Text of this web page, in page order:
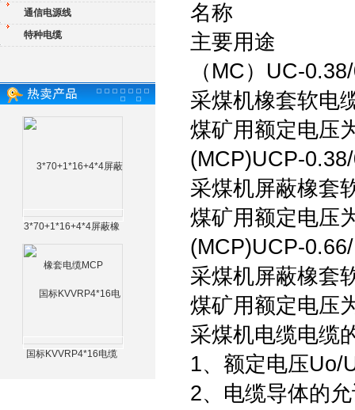
通信电源线
特种电缆
3*70+1*16+4*4屏蔽橡
国标KVVRP4*16电缆
名称
主要用途
（MC）UC-
采煤机橡套软电
煤矿用额定电压
(MCP)UCP-
采煤机屏蔽橡套
煤矿用额定电压
(MCP)UCP-
采煤机屏蔽橡套
煤矿用额定电压
采煤机电缆电缆
1、额定电压Uo/
2、电缆导体的